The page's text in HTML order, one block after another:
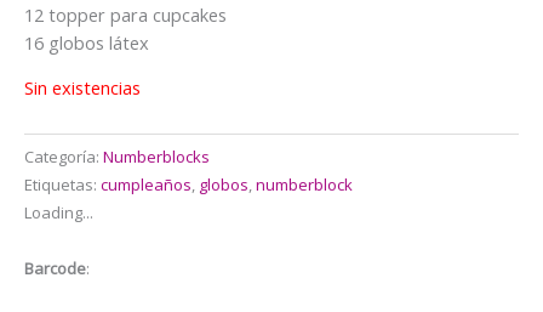
12 topper para cupcakes
16 globos látex
Sin existencias
Categoría: Numberblocks
Etiquetas: cumpleaños globos numberblock
Loading...
Barcode: